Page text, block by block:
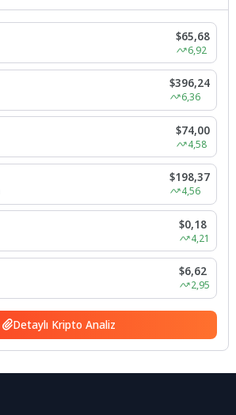
$65,68
6,92
$396,24
6,36
$74,00
4,58
$198,37
4,56
$0,18
4,21
$6,62
2,95
Detaylı Kripto Analiz